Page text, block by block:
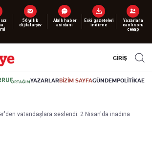
56 yıllık
dijital arşiv
Akıllı haber
asistanı
Eski gazeteleri
indirme
Yazarlarla
canlı soru
cevap
GİRİŞ
YAZARLARBİZİM SAYFAGÜNDEMPOLİTİKA
vatandaşlara seslendi: 2 Nisan'da inadına